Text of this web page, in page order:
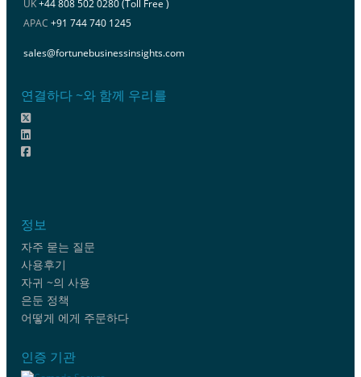
UK+44 808 502 0280 (Toll Free )
APAC +91 744 740 1245
sales@fortunebusinessinsights.com
연결하다 ~와 함께 우리를
정보
자주 묻는 질문
사용후기
자귀 ~의 사용
은둔 정책
어떻게 에게 주문하다
인증 기관